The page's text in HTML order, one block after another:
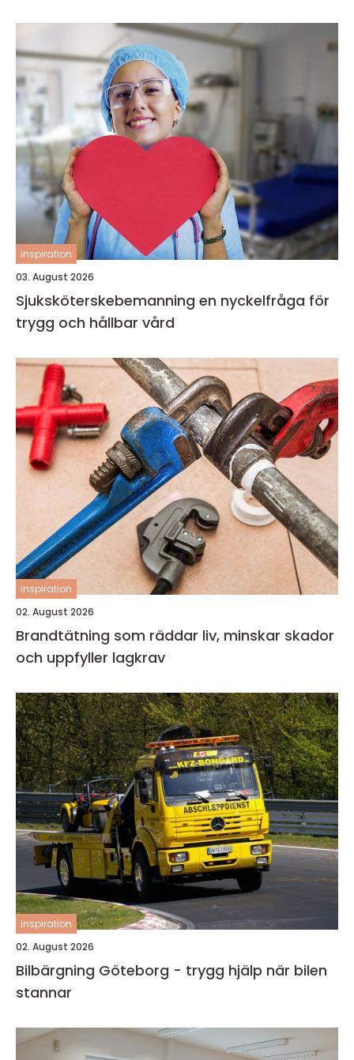
inspiration
03. August 2026
Sjuksköterskebemanning en nyckelfråga för
trygg och hållbar vård
inspiration
02. August 2026
Brandtätning som räddar liv, minskar skador
och uppfyller lagkrav
inspiration
02. August 2026
Bilbärgning Göteborg - trygg hjälp när bilen
stannar